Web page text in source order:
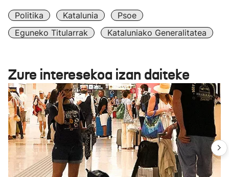
Politika Katalunia
Psoe
Eguneko Titularrak
Kataluniako Generalitatea
Zure interesekoa izan daiteke